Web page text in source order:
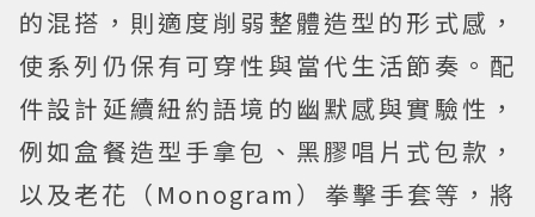
的混搭，則適度削弱整體造型的形式感，
使系列仍保有可穿性與當代生活節奏。配
件設計延續紐約語境的幽默感與實驗性，
例如盒餐造型手拿包、黑膠唱片式包款，
以及老花（Monogram）拳擊手套等，將